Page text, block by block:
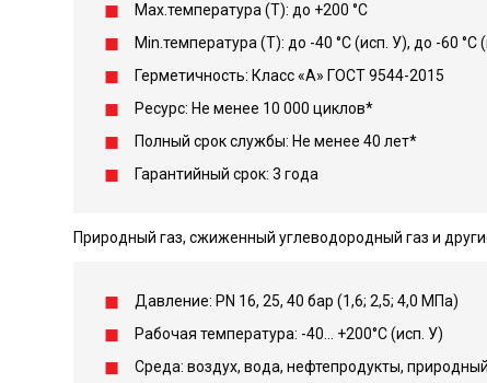
Мах.температура (Т): до +200 °С
Мin.температура (Т): до -40 °С (исп. У), до -60 °С
Герметичность: Класс «А» ГОСТ 9544-2015
Ресурс: Не менее 10 000 циклов*
Полный срок службы: Не менее 40 лет*
Гарантийный срок: 3 года
Природный газ, сжиженный углеводородный газ и
Давление: PN 16, 25, 40 бар (1,6; 2,5; 4,0 МПа)
Рабочая температура: -40… +200°С (исп. У)
Среда: воздух, вода, нефтепродукты,